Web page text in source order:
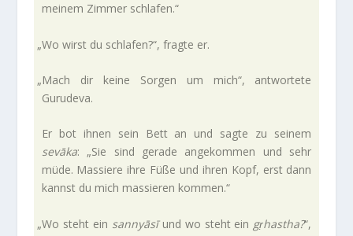
meinem Zimmer schlafen.“
„Wo wirst du schlafen?“, fragte er.
„Mach dir keine Sorgen um mich“, ant­wor­tete
Gurudeva.
Er bot ihnen sein Bett an und sagte zu seinem
sevāka: „Sie sind gerade ange­kommen und sehr
müde. Mas­siere ihre Füße und ihren Kopf, erst dann
kannst du mich mas­sieren kommen.“
„Wo steht ein san­nyāsīund wo steht ein gṛhastha?“,